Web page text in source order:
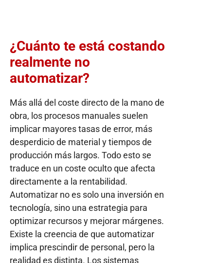
¿Cuánto te está costando
realmente no
automatizar?
Más allá del coste directo de la mano de
obra, los procesos manuales suelen
implicar mayores tasas de error, más
desperdicio de material y tiempos de
producción más largos. Todo esto se
traduce en un coste oculto que afecta
directamente a la rentabilidad.
Automatizar no es solo una inversión en
tecnología, sino una estrategia para
optimizar recursos y mejorar márgenes.
Existe la creencia de que automatizar
implica prescindir de personal, pero la
realidad es distinta. Los sistemas